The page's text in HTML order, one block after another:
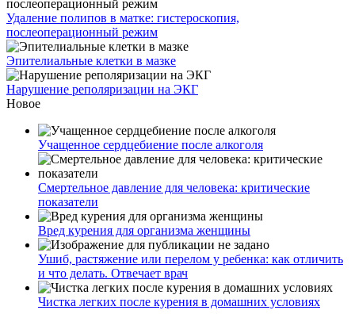
Удаление полипов в матке: гистероскопия,
послеоперационный режим
Эпителиальные клетки в мазке
Нарушение реполяризации на ЭКГ
Новое
Учащенное сердцебиение после алкоголя
Смертельное давление для человека: критические
показатели
Вред курения для организма женщины
Ушиб, растяжение или перелом у ребенка: как отличить
и что делать. Отвечает врач
Чистка легких после курения в домашних условиях